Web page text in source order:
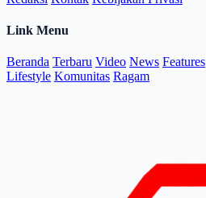
Link Menu
Beranda Terbaru Video News Features
Lifestyle Komunitas Ragam